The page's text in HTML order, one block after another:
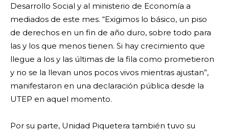
Desarrollo Social y al ministerio de Economía a
mediados de este mes. “Exigimos lo básico, un piso
de derechos en un fin de año duro, sobre todo para
las y los que menos tienen. Si hay crecimiento que
llegue a los y las últimas de la fila como prometieron
y no se la llevan unos pocos vivos mientras ajustan”,
manifestaron en una declaración pública desde la
UTEP en aquel momento.
Por su parte, Unidad Piquetera también tuvo su